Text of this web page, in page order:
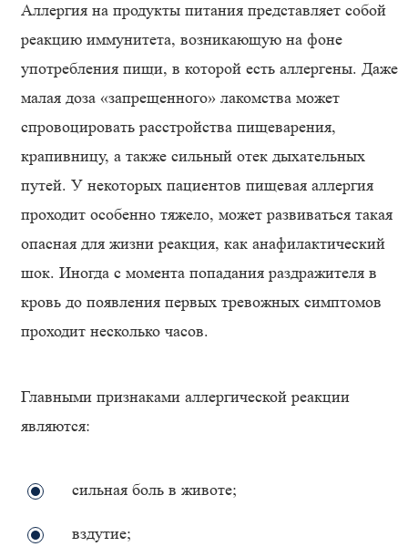
Аллергия на продукты питания представляет собой
реакцию иммунитета, возникающую на фоне
употребления пищи, в которой есть аллергены. Даже
малая доза «запрещенного» лакомства может
спровоцировать расстройства пищеварения,
крапивницу, а также сильный отек дыхательных
путей. У некоторых пациентов пищевая аллергия
проходит особенно тяжело, может развиваться такая
опасная для жизни реакция, как анафилактический
шок. Иногда с момента попадания раздражителя в
кровь до появления первых тревожных симптомов
проходит несколько часов.
Главными признаками аллергической реакции
являются:
сильная боль в животе;
вздутие;